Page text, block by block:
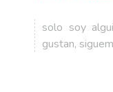
solo soy
gustan,